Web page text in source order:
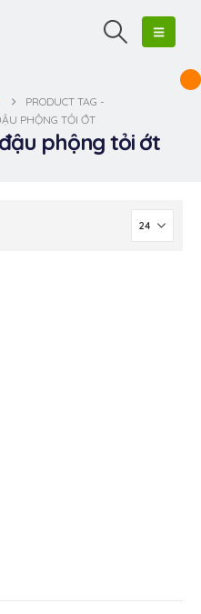
PRODUCT TAG -
PHỘNG TỎI ỚT
phộng tỏi ớt